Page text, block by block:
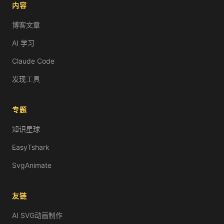
内容
博客文章
AI 学习
Claude Code
发现工具
专题
知识星球
EasyTshark
SvgAnimate
友链
AI SVG动画制作